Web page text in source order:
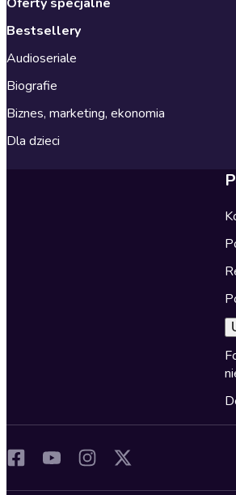
Bestsellery
Audioseriale
Biografie
Biznes, marketing, ekonomia
Dla dzieci